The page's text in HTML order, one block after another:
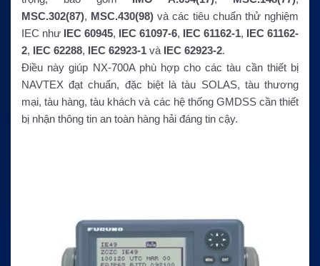
MSC.302(87), MSC.430(98) và các tiêu chuẩn thử nghiệm
IEC như IEC 60945, IEC 61097-6, IEC 61162-1, IEC 61162-
2, IEC 62288, IEC 62923-1 và IEC 62923-2.
Điều này giúp NX-700A phù hợp cho các tàu cần thiết bị
NAVTEX đạt chuẩn, đặc biệt là tàu SOLAS, tàu thương
mại, tàu hàng, tàu khách và các hệ thống GMDSS cần thiết
bị nhận thông tin an toàn hàng hải đáng tin cậy.